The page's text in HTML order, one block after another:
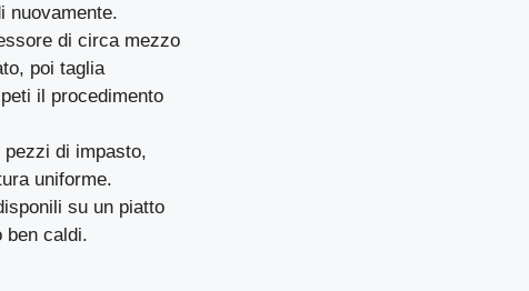
nuovamente.
di circa mezzo
poi taglia
il procedimento
pezzi di impasto,
uniforme.
su un piatto
ben caldi.